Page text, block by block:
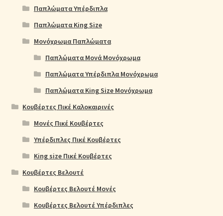
Παπλώματα Υπέρδιπλα
Παπλώματα King Size
Μονόχρωμα Παπλώματα
Παπλώματα Μονά Μονόχρωμα
Παπλώματα Υπέρδιπλα Μονόχρωμα
Παπλώματα King Size Μονόχρωμα
Κουβέρτες Πικέ Καλοκαιρινές
Μονές Πικέ Κουβέρτες
Υπέρδιπλες Πικέ Κουβέρτες
King size Πικέ Κουβέρτες
Κουβέρτες Βελουτέ
Κουβέρτες Βελουτέ Μονές
Κουβέρτες Βελουτέ Υπέρδιπλες